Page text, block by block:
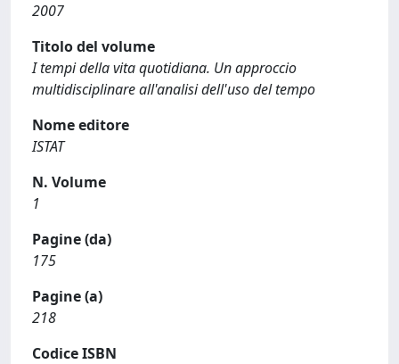
2007
Titolo del volume
I tempi della vita quotidiana. Un approccio
multidisciplinare all'analisi dell'uso del tempo
Nome editore
ISTAT
N. Volume
1
Pagine (da)
175
Pagine (a)
218
Codice ISBN